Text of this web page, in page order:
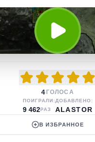
4 ГОЛОСА
ПОИГРАЛИ:
9 462РАЗ
ДОБАВЛЕНО:
ALASTOR
В ИЗБРАННОЕ